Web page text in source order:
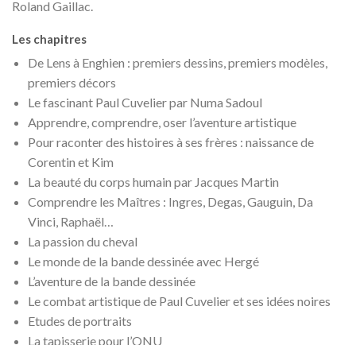
Roland Gaillac.
Les chapitres
De Lens à Enghien : premiers dessins, premiers modèles,
premiers décors
Le fascinant Paul Cuvelier par Numa Sadoul
Apprendre, comprendre, oser l’aventure artistique
Pour raconter des histoires à ses frères : naissance de
Corentin et Kim
La beauté du corps humain par Jacques Martin
Comprendre les Maîtres : Ingres, Degas, Gauguin, Da
Vinci, Raphaël…
La passion du cheval
Le monde de la bande dessinée avec Hergé
L’aventure de la bande dessinée
Le combat artistique de Paul Cuvelier et ses idées noires
Etudes de portraits
La tapisserie pour l’ONU